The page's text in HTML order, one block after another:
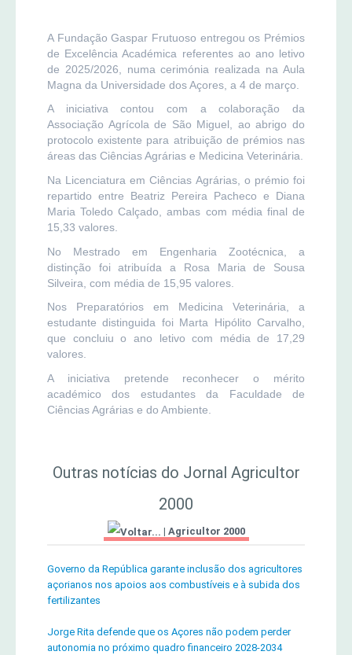
A Fundação Gaspar Frutuoso entregou os Prémios
de Excelência Académica referentes ao ano letivo
de 2025/2026, numa cerimónia realizada na Aula
Magna da Universidade dos Açores, a 4 de março.
A iniciativa contou com a colaboração da
Associação Agrícola de São Miguel, ao abrigo do
protocolo existente para atribuição de prémios nas
áreas das Ciências Agrárias e Medicina Veterinária.
Na Licenciatura em Ciências Agrárias, o prémio foi
repartido entre Beatriz Pereira Pacheco e Diana
Maria Toledo Calçado, ambas com média final de
15,33 valores.
No Mestrado em Engenharia Zootécnica, a
distinção foi atribuída a Rosa Maria de Sousa
Silveira, com média de 15,95 valores.
Nos Preparatórios em Medicina Veterinária, a
estudante distinguida foi Marta Hipólito Carvalho,
que concluiu o ano letivo com média de 17,29
valores.
A iniciativa pretende reconhecer o mérito
académico dos estudantes da Faculdade de
Ciências Agrárias e do Ambiente.
Outras notícias do Jornal Agricultor
2000
| Agricultor 2000
Governo da República garante inclusão dos agricultores
açorianos nos apoios aos combustíveis e à subida dos
fertilizantes
Jorge Rita defende que os Açores não podem perder
autonomia no próximo quadro financeiro 2028-2034